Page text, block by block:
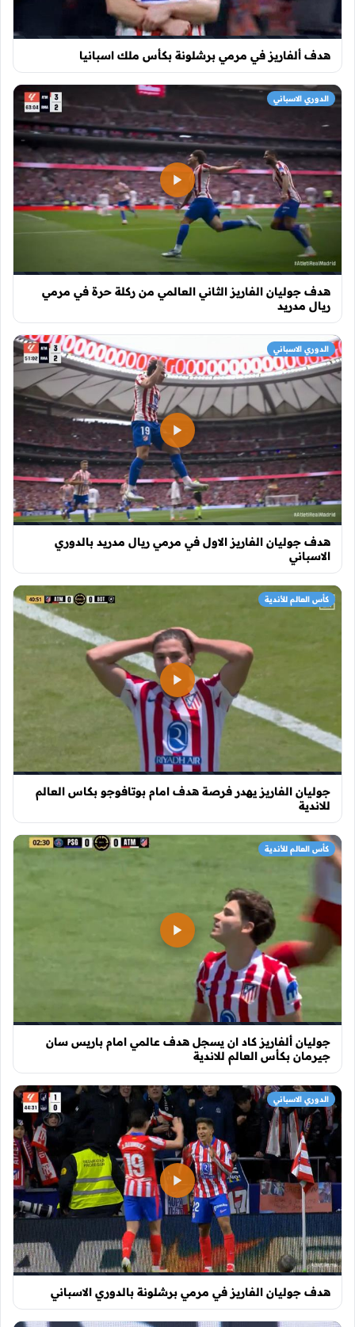
هدف ألفاريز في مرمي برشلونة بكأس ملك اسبانيا
هدف جوليان الفاريز الثاني العالمي من ركلة حرة في مرمي
ريال مدريد
الدوري الاسباني
هدف جوليان الفاريز الاول في مرمي ريال مدريد بالدوري
الاسباني
الدوري الاسباني
جوليان الفاريز يهدر فرصة هدف امام بوتافوجو بكاس العالم
للاندية
كأس العالم للأندية
جوليان ألفاريز كاد ان يسجل هدف عالمي امام باريس سان
جيرمان بكأس العالم للاندية
كأس العالم للأندية
هدف جوليان الفاريز في مرمي برشلونة بالدوري الاسباني
الدوري الاسباني